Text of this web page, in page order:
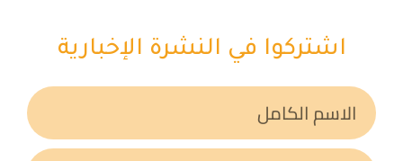
اشتركوا في النشرة الإخبارية